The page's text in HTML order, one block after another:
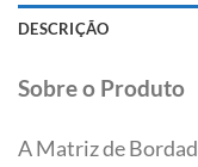
DESCRIÇÃO
Sobre o Produto
A Matriz de